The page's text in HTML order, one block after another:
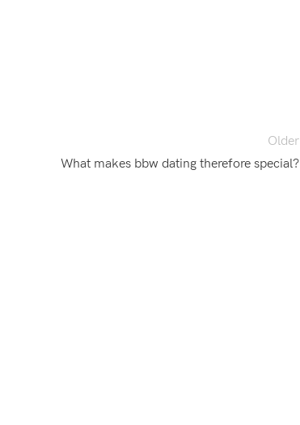
Older
What makes bbw dating therefore special?